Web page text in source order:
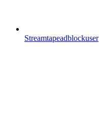
Streamtapeadblockuser